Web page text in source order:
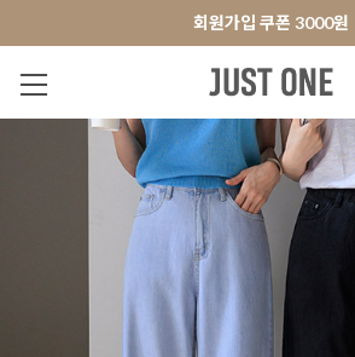
앱 다운로드 10% 할인쿠폰
회원가입 쿠폰 3000원
앱 다운로드 10% 할인쿠폰
BEST 오늘출발 MADE . J